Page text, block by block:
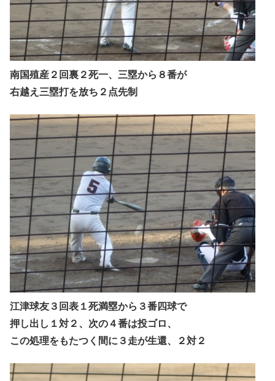
南国殖産２回裏２死一、三塁から８番が
右越え三塁打を放ち２点先制
江津球友３回表１死満塁から３番四球で
押し出し１対２、次の４番は投ゴロ、
この処理をもたつく間に３走が生還、２対２